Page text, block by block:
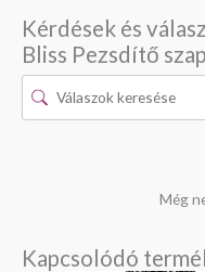
Kérdések és
Bliss Pezsdítő
Még
Kapcsolódó